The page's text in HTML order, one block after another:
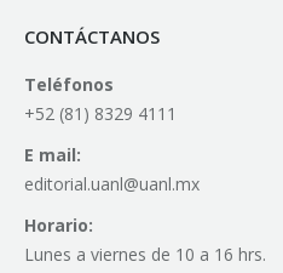
CONTÁCTANOS
Teléfonos
+52 (81) 8329 4111
E mail:
editorial.uanl@uanl.mx
Horario:
Lunes a viernes de 10 a 16 hrs.